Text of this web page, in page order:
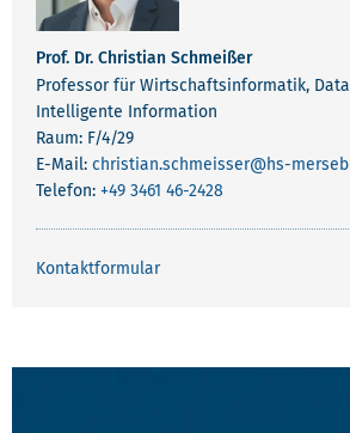
Prof. Dr. Christian Schmeißer
Professor für Wirtschaftsinformatik,
Intelligente Information
Raum: F/4/29
E-Mail: christian.schmeisser@hs-
Telefon: +49 3461 46-2428
Kontaktformular